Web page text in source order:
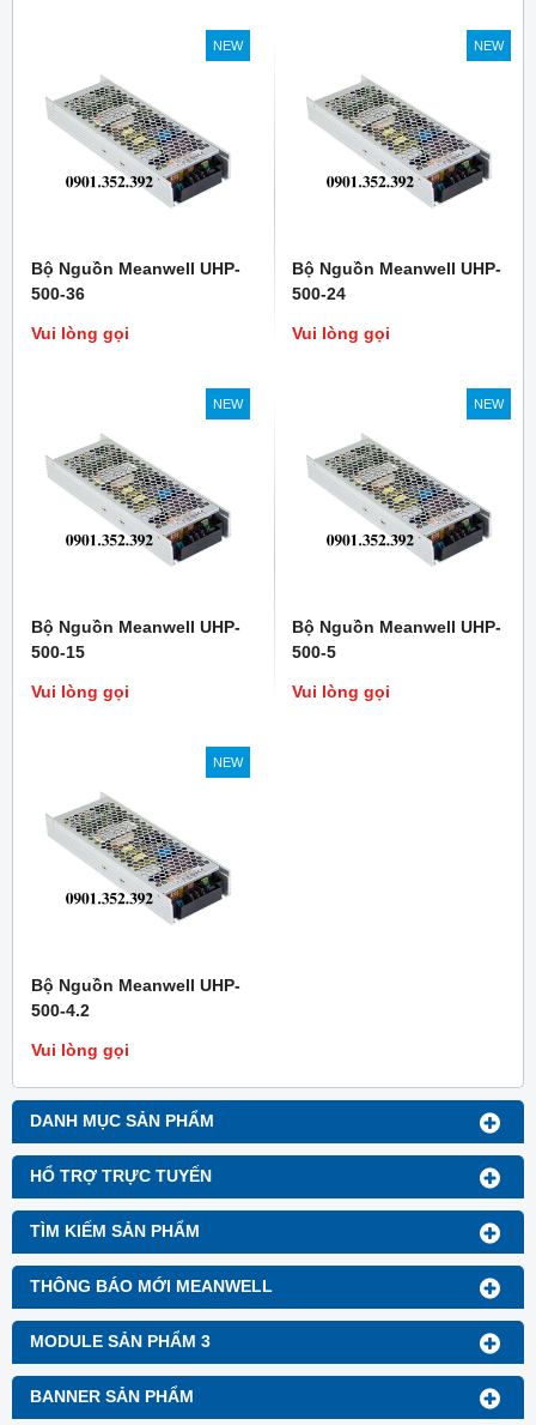
DANH MỤC SẢN PHẨM
HỔ TRỢ TRỰC TUYẾN
TÌM KIẾM SẢN PHẨM
THÔNG BÁO MỚI MEANWELL
MODULE SẢN PHẨM 3
BANNER SẢN PHẨM
NEW
Bộ Nguồn Meanwell UHP-
500-36
Vui lòng gọi
NEW
Bộ Nguồn Meanwell UHP-
500-24
Vui lòng gọi
NEW
Bộ Nguồn Meanwell UHP-
500-15
Vui lòng gọi
NEW
Bộ Nguồn Meanwell UHP-
500-5
Vui lòng gọi
NEW
Bộ Nguồn Meanwell UHP-
500-4.2
Vui lòng gọi